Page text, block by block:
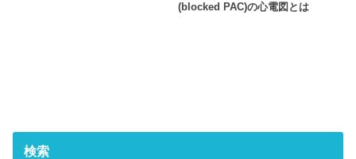
(blocked PAC)の心電図とは
検索